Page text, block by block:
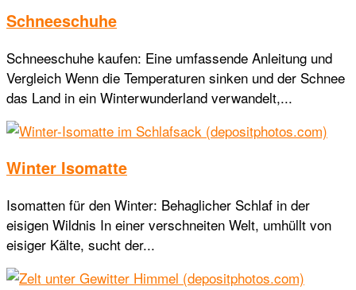
Schneeschuhe
Schneeschuhe kaufen: Eine umfassende Anleitung und
Vergleich Wenn die Temperaturen sinken und der Schnee
das Land in ein Winterwunderland verwandelt,...
Winter Isomatte
Isomatten für den Winter: Behaglicher Schlaf in der
eisigen Wildnis In einer verschneiten Welt, umhüllt von
eisiger Kälte, sucht der...